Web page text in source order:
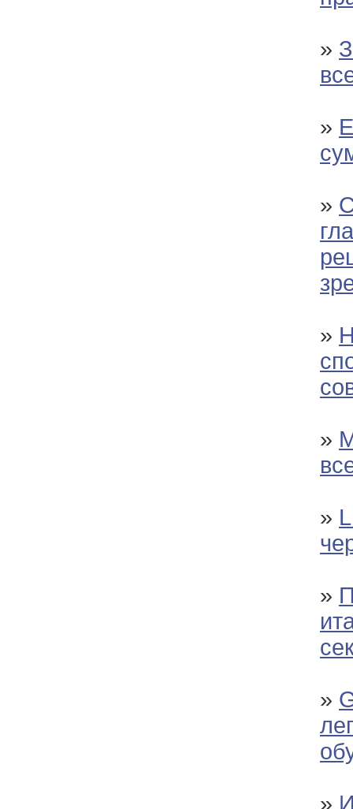
»
»
»
»
»
»
»
»
»